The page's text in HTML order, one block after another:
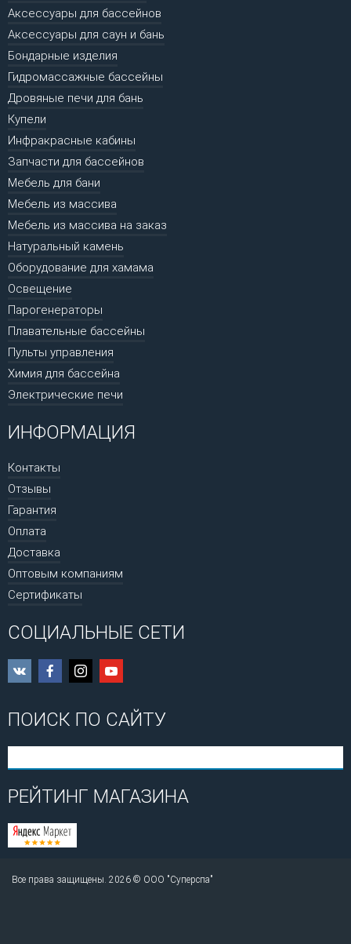
Аксессуары для бассейнов
Аксессуары для саун и бань
Бондарные изделия
Гидромассажные бассейны
Дровяные печи для бань
Купели
Инфракрасные кабины
Запчасти для бассейнов
Мебель для бани
Мебель из массива
Мебель из массива на заказ
Натуральный камень
Оборудование для хамама
Освещение
Парогенераторы
Плавательные бассейны
Пульты управления
Химия для бассейна
Электрические печи
ИНФОРМАЦИЯ
Контакты
Отзывы
Гарантия
Оплата
Доставка
Оптовым компаниям
Сертификаты
СОЦИАЛЬНЫЕ СЕТИ
ПОИСК ПО САЙТУ
РЕЙТИНГ МАГАЗИНА
Все права защищены. 2026 © ООО "Суперспа"